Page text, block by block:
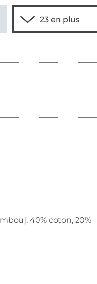
40% coton, 20%